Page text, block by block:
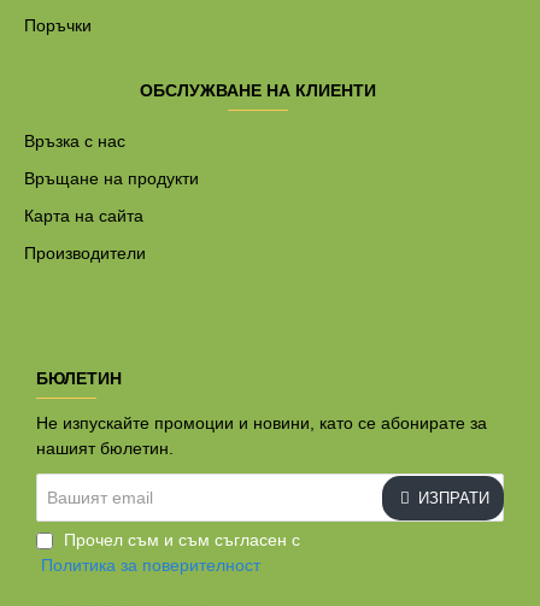
Поръчки
ОБСЛУЖВАНЕ НА КЛИЕНТИ
Връзка с нас
Връщане на продукти
Карта на сайта
Производители
БЮЛЕТИН
Не изпускайте промоции и новини, като се абонирате за
нашият бюлетин.
email
ИЗПРАТИ
Прочел съм и съм съгласен с
Политика за поверителност